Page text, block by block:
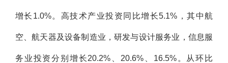
增长1.0%。高技术产业投资同比增长5.1%，其中航
空、航天器及设备制造业，研发与设计服务业，信息服
务业投资分别增长20.2%、20.6%、16.5%。从环比